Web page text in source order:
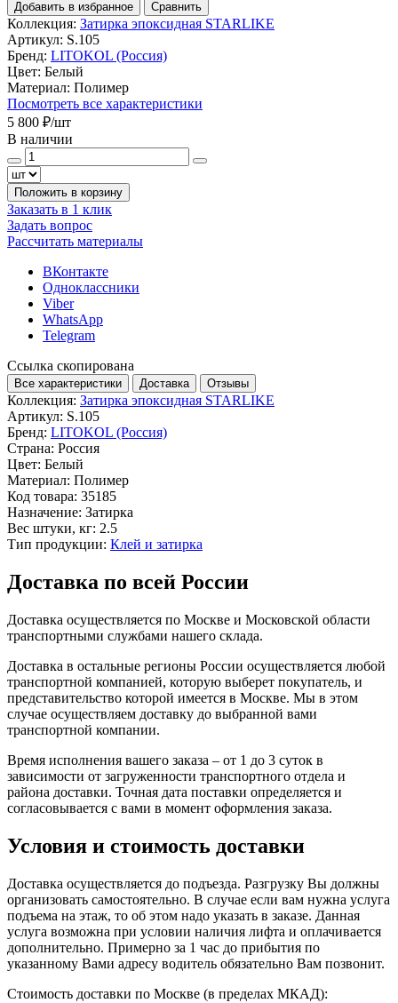
Добавить в избранное Сравнить
Коллекция: Затирка эпоксидная STARLIKE
Артикул: S.105
Бренд: LITOKOL (Россия)
Цвет: Белый
Материал: Полимер
Посмотреть все характеристики
5 800 ₽/шт
В наличии
Положить в корзину
Заказать в 1 клик
Задать вопрос
Рассчитать материалы
ВКонтакте
Одноклассники
Viber
WhatsApp
Telegram
Ссылка скопирована
Все характеристики Доставка Отзывы
Коллекция: Затирка эпоксидная STARLIKE
Артикул: S.105
Бренд: LITOKOL (Россия)
Страна: Россия
Цвет: Белый
Материал: Полимер
Код товара: 35185
Назначение: Затирка
Вес штуки, кг: 2.5
Тип продукции: Клей и затирка
Доставка по всей России
Доставка осуществляется по Москве и Московской области
транспортными службами нашего склада.
Доставка в остальные регионы России осуществляется любой
транспортной компанией, которую выберет покупатель, и
представительство которой имеется в Москве. Мы в этом
случае осуществляем доставку до выбранной вами
транспортной компании.
Время исполнения вашего заказа – от 1 до 3 суток в
зависимости от загруженности транспортного отдела и
района доставки. Точная дата поставки определяется и
согласовывается с вами в момент оформления заказа.
Условия и стоимость доставки
Доставка осуществляется до подъезда. Разгрузку Вы должны
организовать самостоятельно. В случае если вам нужна услуга
подъема на этаж, то об этом надо указать в заказе. Данная
услуга возможна при условии наличия лифта и оплачивается
дополнительно. Примерно за 1 час до прибытия по
указанному Вами адресу водитель обязательно Вам позвонит.
Стоимость доставки по Москве (в пределах МКАД):